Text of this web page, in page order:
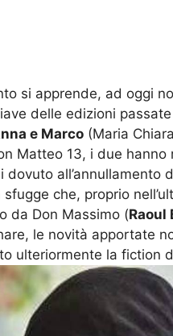
si apprende, ad oggi
delle edizioni
e Marco (Maria
Matteo 13, i due
dovuto all’annullamento
che, proprio
da Don Massimo (Raoul
le novità apportate
ulteriormente la fiction